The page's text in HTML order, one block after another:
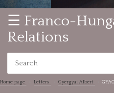
☰ Franco-
Relations
Home page Letters Gyergyai Albert